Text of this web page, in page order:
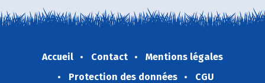
Accueil Contact
Mentions légales
Protection des données
CGU